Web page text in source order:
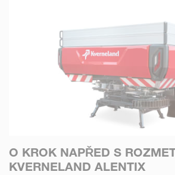
O KROK NAPŘED S
KVERNELAND ALENTIX